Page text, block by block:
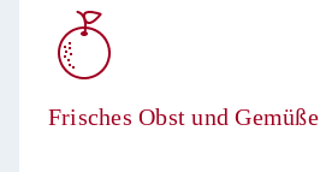
Frisches Obst und Gemüße